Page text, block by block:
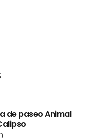
de paseo Animal